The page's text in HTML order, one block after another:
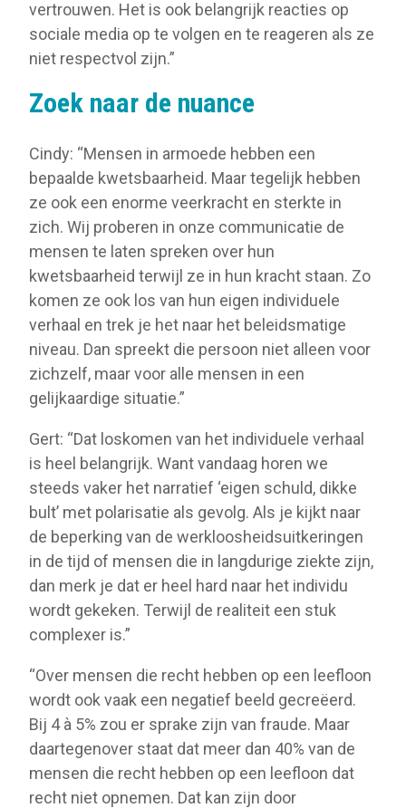
vertrouwen. Het is ook belangrijk reacties op
sociale media op te volgen en te reageren als ze
niet respectvol zijn.”
Zoek naar de nuance
Cindy: “Mensen in armoede hebben een
bepaalde kwetsbaarheid. Maar tegelijk hebben
ze ook een enorme veerkracht en sterkte in
zich. Wij proberen in onze communicatie de
mensen te laten spreken over hun
kwetsbaarheid terwijl ze in hun kracht staan. Zo
komen ze ook los van hun eigen individuele
verhaal en trek je het naar het beleidsmatige
niveau. Dan spreekt die persoon niet alleen voor
zichzelf, maar voor alle mensen in een
gelijkaardige situatie.”
Gert: “Dat loskomen van het individuele verhaal
is heel belangrijk. Want vandaag horen we
steeds vaker het narratief ‘eigen schuld, dikke
bult’ met polarisatie als gevolg. Als je kijkt naar
de beperking van de werkloosheidsuitkeringen
in de tijd of mensen die in langdurige ziekte zijn,
dan merk je dat er heel hard naar het individu
wordt gekeken. Terwijl de realiteit een stuk
complexer is.”
“Over mensen die recht hebben op een leefloon
wordt ook vaak een negatief beeld gecreëerd.
Bij 4 à 5% zou er sprake zijn van fraude. Maar
daartegenover staat dat meer dan 40% van de
mensen die recht hebben op een leefloon dat
recht niet opnemen. Dat kan zijn door